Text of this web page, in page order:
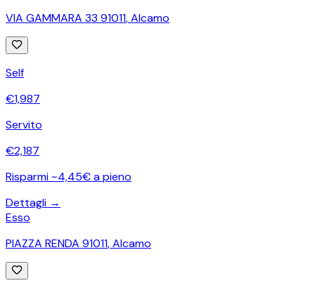
VIA GAMMARA 33 91011,Alcamo
Self
€1,987
Servito
€2,187
Risparmi ~4,45€ a pieno
Dettagli →
Esso
PIAZZA RENDA 91011,Alcamo